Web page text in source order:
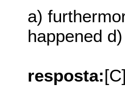
a)
happened
resposta:[C]